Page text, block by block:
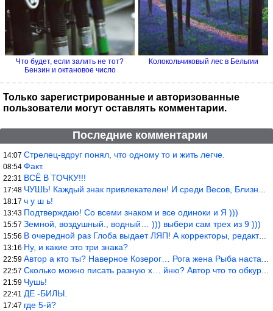
Что будет, если залить не тот?
Бензин и октановое число
Колокольчиковый лес в Бельгии
Только зарегистрированные и авторизованные
пользователи могут оставлять комментарии.
Последние комментарии
14:07 Стрелец-вдруг понял, что одному то и жить легче.
08:54 Факт.
22:31 ВСЁ В ТОЧКУ!!!
17:48 ЧУШЬ! Каждый знак привлекателен! И среди Весов, Близнецов встреч
18:17 ч у ш ь!
13:43 Подтверждаю! Со всеми знаком и все одиноки и Я )))
15:57 Земной, воздушный., водный… ))) выбери сам трех из 9 )))
15:56 В очередной раз Глоба выдает ЛЯП! А корректоры, редакторы пропус
13:16 Ну, и какие это три знака?
22:59 Автор а кто ты? Наверное Козерог… Рога жена Рыба наставила ))
22:57 Сколько можно писать разную х… йню? Автор что то обкурился?
21:59 Чушь!
22:41 ДЕ -БИЛЫ.
17:47 где 5-й?